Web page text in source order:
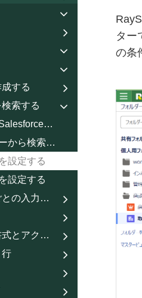
する
索する
検索条件（Salesforce標準準拠）を設定する
リストビューから検索条件（Salesforce標準準拠）をインポートする
設定する
設定する
入力方法
アクセス
ター
の条